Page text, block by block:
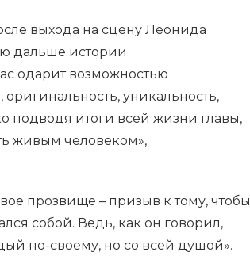
выхода на сцену Леонида
дальше истории
одарит возможностью
уникальность,
подводя итоги всей жизни главы,
живым человеком»,
прозвище – призыв к тому, чтобы
собой. Ведь, как он говорил,
по-своему, но со всей душой».